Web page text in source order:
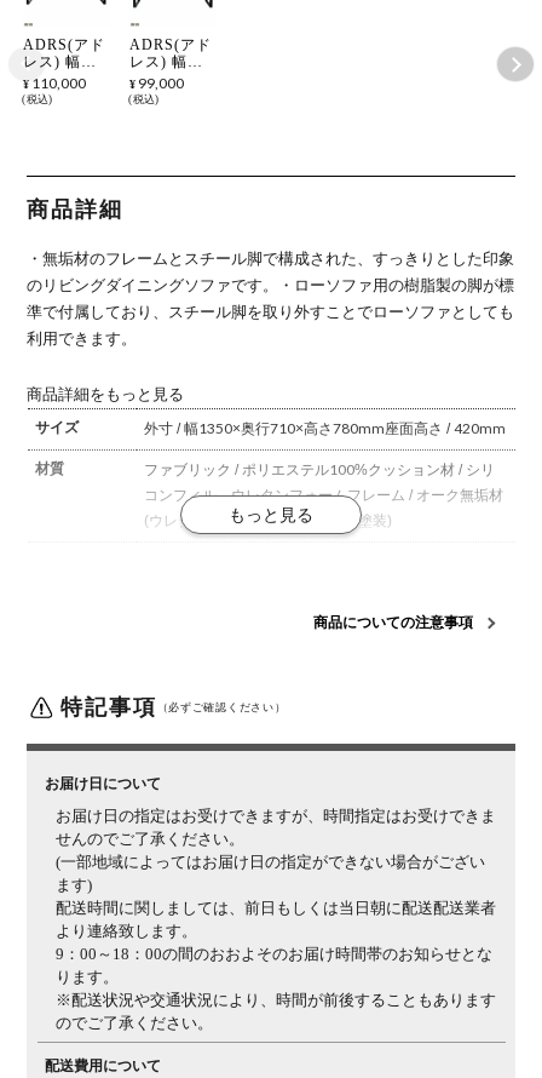
ADRS(アド
レス) 幅
135cm リビ
ングダイニ
ソファ オー
ク無垢材 フ
ァブリック
¥ 110,000
税込
ADRS(アド
レス) 幅
120cm リビ
ングダイニ
ーク無垢材
¥ 99,000
税込
商品詳細
・無垢材のフレームとスチール脚で構成された、すっきりとした印象
のリビングダイニングソファです。
・ローソファ用の樹脂製の脚が標
準で付属しており、スチール脚を取り外すことでローソファとしても
利用できます。
商品詳細をもっと見る
サイズ
外寸 / 幅1350×奥行710×高さ780mm座面高さ / 420mm
材質 ファブリック / ポリエステル100%クッション材 / シリ
コンフィル、ウレタンフォームフレーム / オーク無垢材
(ウレタン塗装)脚 / スチール(粉体塗装)
立て作業を行います)
備考 2人掛け左肘タイプローソファ用樹脂脚付きフルカバー
リング仕様
ご注意
天然木を使用しているため小さな傷や、1点ごとに木
目・節、色調など個体差があります。予めご了承くださ
い。
商品についての注意事項
特記事項 （必ずご確認ください）
お届け日について
お届け日の指定はお受けできますが、時間指定はお受けできま
せんのでご了承ください。
(一部地域によってはお届け日の指定ができない場合がござい
ます)
配送時間に関しましては、前日もしくは当日朝に配送配送業者
より連絡致します。
9：00～18：00の間のおおよそのお届け時間帯のお知らせとな
ります。
※配送状況や交通状況により、時間が前後することもあります
のでご了承ください。
配送費用について